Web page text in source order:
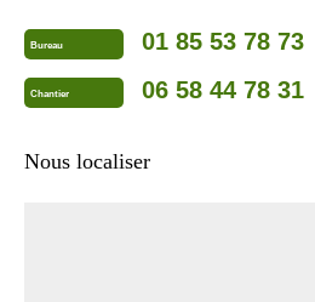
Bureau 01 85 53 78 73
Chantier 06 58 44 78 31
Nous localiser